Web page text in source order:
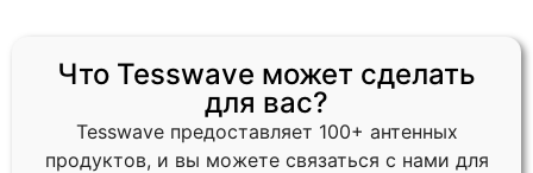
Что Tesswave может сделать
для вас?
Tesswave предоставляет 100+ антенных
продуктов, и вы можете связаться с нами для